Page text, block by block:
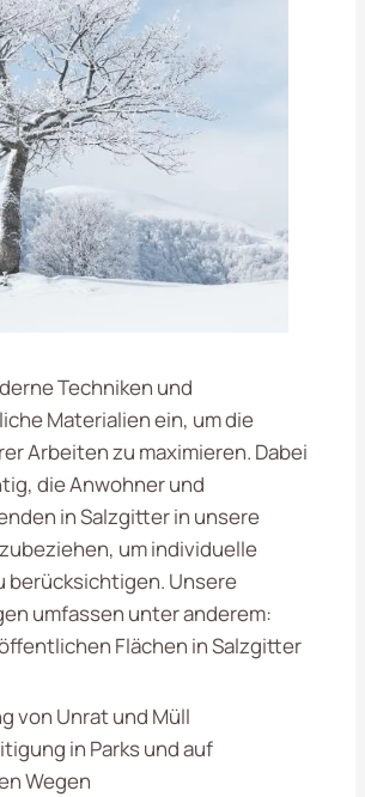
Techniken und
Materialien ein, um die
Arbeiten zu maximieren. Dabei
die Anwohner und
in Salzgitter in unsere
um individuelle
berücksichtigen. Unsere
umfassen unter anderem:
Flächen in Salzgitter
von Unrat und Müll
in Parks und auf
Wegen